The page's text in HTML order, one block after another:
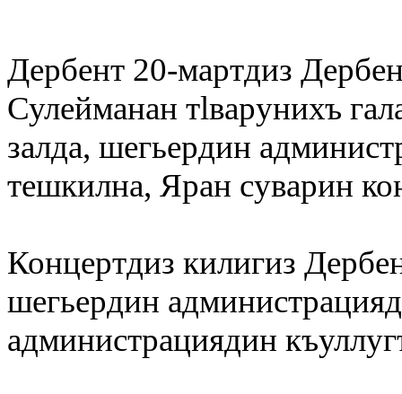
Дербент 20-мартдиз
Сулейманан тlварунихъ
залда, шегьердин
тешкилна, Яран суварин
Концертдиз килигиз
шегьердин
администрациядин